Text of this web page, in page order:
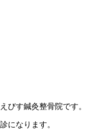
びす鍼灸整骨院です。
になります。